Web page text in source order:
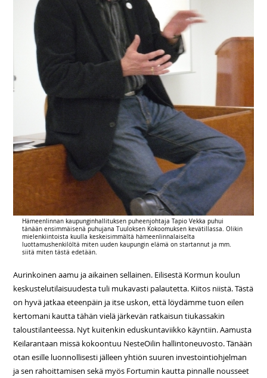
Hämeenlinnan kaupunginhallituksen puheenjohtaja Tapio Vekka puhui
tänään ensimmäisenä puhujana Tuuloksen Kokoomuksen kevätillassa. Olikin
mielenkiintoista kuulla keskeisimmältä hämeenlinnalaiselta
luottamushenkilöltä miten uuden kaupungin elämä on startannut ja mm.
siitä miten tästä edetään.
Aurinkoinen aamu ja aikainen sellainen. Eilisestä Kormun koulun
keskustelutilaisuudesta tuli mukavasti palautetta. Kiitos niistä. Tästä
on hyvä jatkaa eteenpäin ja itse uskon, että löydämme tuon eilen
kertomani kautta tähän vielä järkevän ratkaisun tiukassakin
taloustilanteessa. Nyt kuitenkin eduskuntaviikko käyntiin. Aamusta
Keilarantaan missä kokoontuu NesteOilin hallintoneuvosto. Tänään
otan esille luonnollisesti jälleen yhtiön suuren investointiohjelman
ja sen rahoittamisen sekä myös Fortumin kautta pinnalle nousseet